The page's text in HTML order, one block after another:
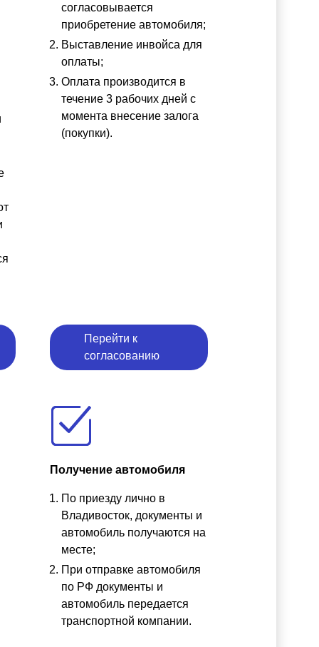
согласовывается
приобретение автомобиля;
Выставление инвойса для
оплаты;
Оплата производится в
течение 3 рабочих дней с
момента внесение залога
(покупки).
Перейти к
согласованию
Получение автомобиля
По приезду лично в
Владивосток, документы и
автомобиль получаются на
месте;
При отправке автомобиля
по РФ документы и
автомобиль передается
транспортной компании.